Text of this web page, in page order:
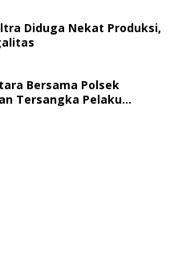
Diduga Nekat Produksi,
Bersama Polsek
Tersangka Pelaku